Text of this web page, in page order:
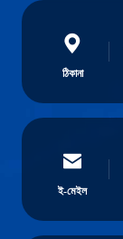
ঠিকানা
ই-মেইল